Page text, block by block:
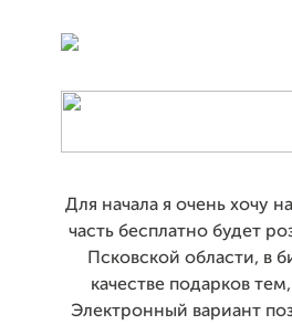
Для начала я очень хочу
часть бесплатно будет
Псковской области, в
качестве подарков
Электронный вариант